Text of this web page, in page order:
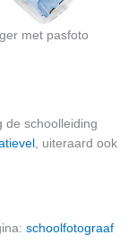
met pasfoto
de schoolleiding
, uiteraard ook
schoolfotograaf